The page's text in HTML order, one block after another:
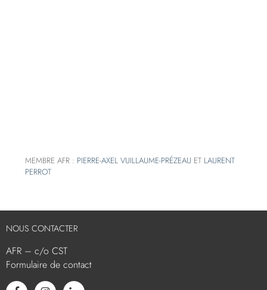
MEMBRE AFR : PIERRE-AXEL VUILLAUME-PRÉZEAU ET LAURENT
PERROT
NOUS CONTACTER
AFR – c/o CST
Formulaire de contact